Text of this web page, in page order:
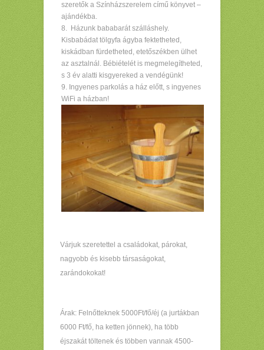
szeretők a Színházszerelem című könyvet –
ajándékba.
Házunk bababarát szálláshely.
Kisbabádat tölgyfa ágyba fektetheted,
kiskádban fürdetheted, etetőszékben ülhet
az asztalnál. Bébiételét is megmelegítheted,
s 3 év alatti kisgyereked a vendégünk!
Ingyenes parkolás a ház előtt, s ingyenes
WiFi a házban!
Várjuk szeretettel a családokat, párokat,
nagyobb és kisebb társaságokat,
zarándokokat!
Árak: Felnőtteknek 5000Ft/fő/éj (a jurtákban
6000 Ft/fő, ha ketten jönnek), ha több
éjszakát töltenek és többen vannak 4500-